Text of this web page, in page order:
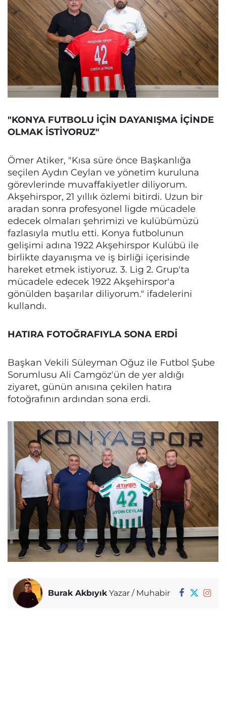
"KONYA FUTBOLU İÇİN DAYANIŞMA İÇİNDE
OLMAK İSTİYORUZ"
Ömer Atiker, "Kısa süre önce Başkanlığa
seçilen Aydın Ceylan ve yönetim kuruluna
görevlerinde muvaffakiyetler diliyorum.
Akşehirspor, 21 yıllık özlemi bitirdi. Uzun bir
aradan sonra profesyonel ligde mücadele
edecek olmaları şehrimizi ve kulübümüzü
fazlasıyla mutlu etti. Konya futbolunun
gelişimi adına 1922 Akşehirspor Kulübü ile
birlikte dayanışma ve iş birliği içerisinde
hareket etmek istiyoruz. 3. Lig 2. Grup'ta
mücadele edecek 1922 Akşehirspor'a
gönülden başarılar diliyorum." ifadelerini
kullandı.
HATIRA FOTOĞRAFIYLA SONA ERDİ
Başkan Vekili Süleyman Oğuz ile Futbol Şube
Sorumlusu Ali Camgöz'ün de yer aldığı
ziyaret, günün anısına çekilen hatıra
fotoğrafının ardından sona erdi.
Burak AkbıyıkYazar / Muhabir